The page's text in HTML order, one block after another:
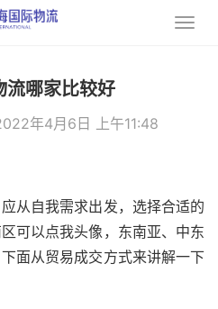
流哪家比较好
年4月6日 上午11:48
从自我需求出发，选择合适的
可以点我头像，东南亚、中东
面从贸易成交方式来讲解一下